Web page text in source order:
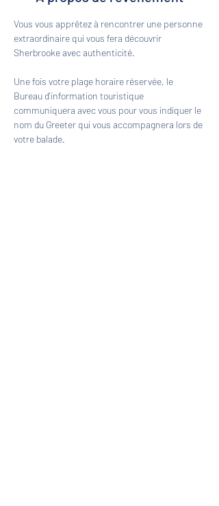
Vous vous apprêtez à rencontrer une personne
extraordinaire qui vous fera découvrir
Sherbrooke avec authenticité.
Une fois votre plage horaire réservée, le
Bureau d'information touristique
communiquera avec vous pour vous indiquer le
nom du Greeter qui vous accompagnera lors de
votre balade.